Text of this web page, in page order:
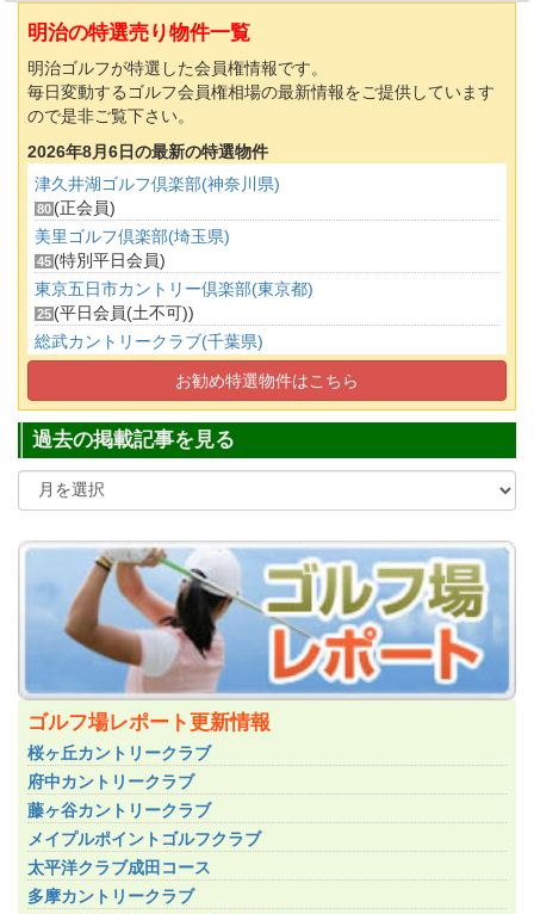
明治の特選売り物件一覧
明治ゴルフが特選した会員権情報です。
毎日変動するゴルフ会員権相場の最新情報をご提供しています
ので是非ご覧下さい。
2026年8月6日の最新の特選物件
津久井湖ゴルフ倶楽部(神奈川県)
80 (正会員)
美里ゴルフ倶楽部(埼玉県)
45 (特別平日会員)
東京五日市カントリー倶楽部(東京都)
25 (平日会員(土不可))
総武カントリークラブ(千葉県)
(正会員)
日光カンツリー倶楽部(栃木県)
お勧め特選物件はこちら
過去の掲載記事を見る
ゴルフ場レポート更新情報
桜ヶ丘カントリークラブ
府中カントリークラブ
藤ヶ谷カントリークラブ
メイプルポイントゴルフクラブ
太平洋クラブ成田コース
多摩カントリークラブ